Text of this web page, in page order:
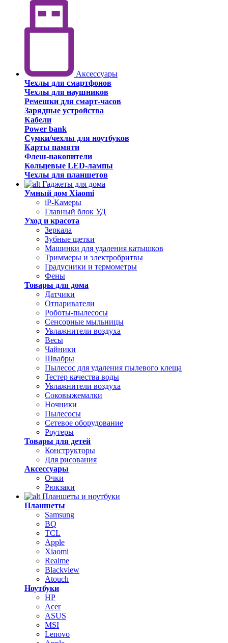
Аксессуары
Чехлы для смартфонов
Чехлы для наушников
Ремешки для смарт-часов
Зарядные устройства
Кабели
Power bank
Сумки/чехлы для ноутбуков
Карты памяти
Флеш-накопители
Кольцевые LED-лампы
Чехлы для планшетов
Гаджеты для дома
Умный дом Xiaomi
iP-Камеры
Главный блок УД
Уход и красота
Зеркала
Зубные щетки
Машинки для удаления катышков
Триммеры и электробритвы
Градусники и термометры
Фены
Товары для дома
Датчики
Отпариватели
Роботы-пылесосы
Сенсорные мыльницы
Увлажнители воздуха
Весы
Чайники
Швабры
Пылесос для удаления пылевого клеща
Тестер качества воды
Увлажнители воздуха
Соковыжемалки
Ночники
Пылесосы
Сетевое оборудование
Роутеры
Товары для детей
Конструкторы
Для рисования
Аксессуары
Очки
Рюкзаки
Планшеты и ноутбуки
Планшеты
Samsung
BQ
TCL
Apple
Xiaomi
Realme
Blackview
Atouch
Ноутбуки
HP
Acer
ASUS
MSI
Lenovo